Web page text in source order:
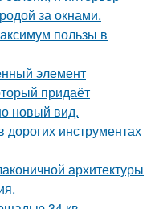
за окнами.
пользы в
элемент
придаёт
новый вид.
инструментах
архитектуры